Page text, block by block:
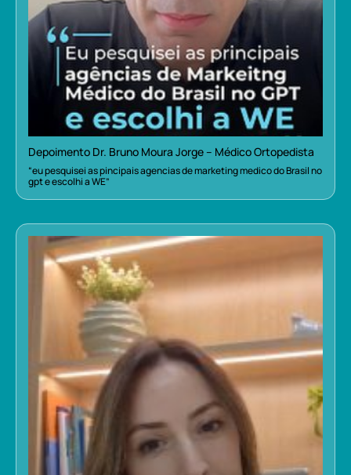
Depoimento Dr. Bruno Moura Jorge – Médico Ortopedista
“eu pesquisei as pincipais agencias de marketing medico do Brasil no
gpt e escolhi a WE”